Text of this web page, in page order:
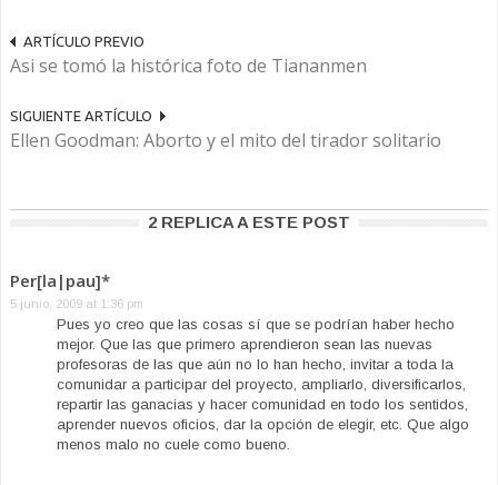
ARTÍCULO PREVIO
Asi se tomó la histórica foto de Tiananmen
SIGUIENTE ARTÍCULO
Ellen Goodman: Aborto y el mito del tirador solitario
2 REPLICA A ESTE POST
Per[la|pau]*
5 junio, 2009 at 1:36 pm
Pues yo creo que las cosas sí que se podrían haber hecho
mejor. Que las que primero aprendieron sean las nuevas
profesoras de las que aún no lo han hecho, invitar a toda la
comunidar a participar del proyecto, ampliarlo, diversificarlos,
repartir las ganacias y hacer comunidad en todo los sentidos,
aprender nuevos oficios, dar la opción de elegir, etc. Que algo
menos malo no cuele como bueno.